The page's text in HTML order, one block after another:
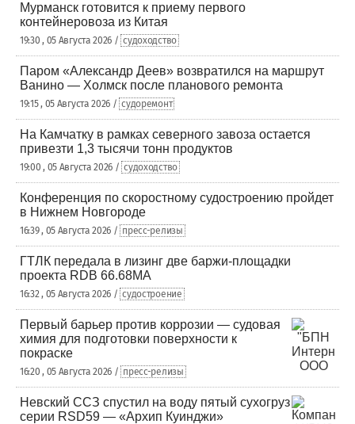
Мурманск готовится к приему первого
контейнеровоза из Китая
19:30 , 05 Августа 2026 / судоходство
Паром «Александр Деев» возвратился на маршрут
Ванино — Холмск после планового ремонта
19:15 , 05 Августа 2026 / судоремонт
На Камчатку в рамках северного завоза остается
привезти 1,3 тысячи тонн продуктов
19:00 , 05 Августа 2026 / судоходство
Конференция по скоростному судостроению пройдет
в Нижнем Новгороде
16:39 , 05 Августа 2026 / пресс-релизы
ГТЛК передала в лизинг две баржи-площадки
проекта RDB 66.68МА
16:32 , 05 Августа 2026 / судостроение
Первый барьер против коррозии — судовая
химия для подготовки поверхности к
покраске
16:20 , 05 Августа 2026 / пресс-релизы
Невский ССЗ спустил на воду пятый сухогруз
серии RSD59 — «Архип Куинджи»